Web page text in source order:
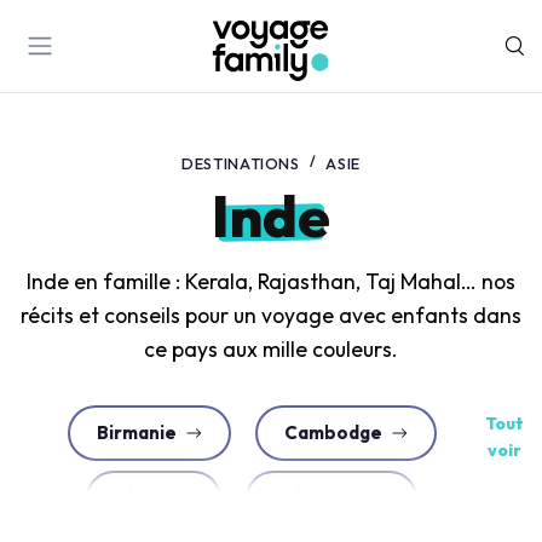
DESTINATIONS ASIE
Inde
Inde en famille : Kerala, Rajasthan, Taj Mahal… nos
récits et conseils pour un voyage avec enfants dans
ce pays aux mille couleurs.
Birmanie Cambodge
Tout
voir